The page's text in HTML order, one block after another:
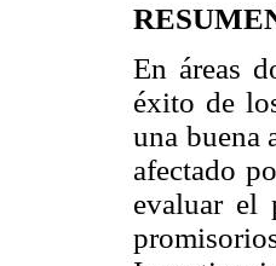
En áreas
éxito de
una buena
afectado
evaluar el